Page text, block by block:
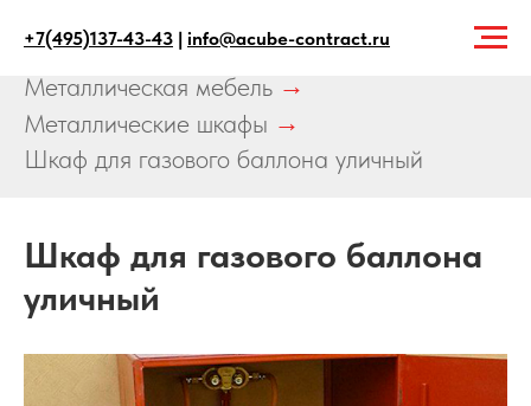
+7(495)137-43-43 | info@acube-contract.ru
Главная → Продукция →
Металлическая мебель →
Металлические шкафы →
Шкаф для газового баллона уличный
Шкаф для газового баллона
уличный